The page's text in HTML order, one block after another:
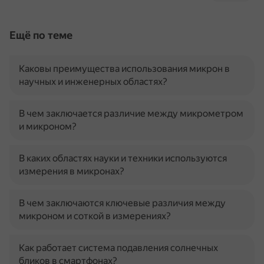
Ещё по теме
Каковы преимущества использования микрон в
научных и инженерных областях?
В чем заключается различие между микрометром
и микроном?
В каких областях науки и техники используются
измерения в микронах?
В чем заключаются ключевые различия между
микроном и соткой в измерениях?
Как работает система подавления солнечных
бликов в смартфонах?